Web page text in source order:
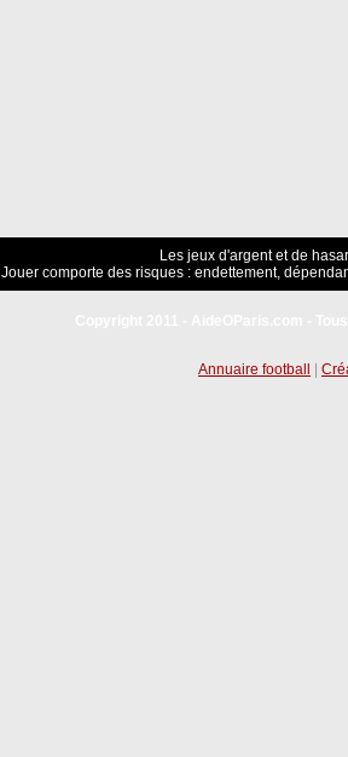
Les jeux d'argent et de
Jouer comporte des risques : endettement,
Annuaire football